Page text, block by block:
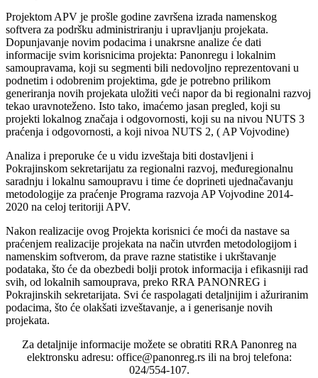
Projektom APV je prošle godine završena izrada namenskog
softvera za podršku administriranju i upravljanju projekata.
Dopunjavanje novim podacima i unakrsne analize će dati
informacije svim korisnicima projekta: Panonregu i lokalnim
samoupravama, koji su segmenti bili nedovoljno reprezentovani u
podnetim i odobrenim projektima, gde je potrebno prilikom
generiranja novih projekata uložiti veći napor da bi regionalni razvoj
tekao uravnoteženo. Isto tako, imaćemo jasan pregled, koji su
projekti lokalnog značaja i odgovornosti, koji su na nivou NUTS 3
praćenja i odgovornosti, a koji nivoa NUTS 2, ( AP Vojvodine)
Analiza i preporuke će u vidu izveštaja biti dostavljeni i
Pokrajinskom sekretarijatu za regionalni razvoj, međuregionalnu
saradnju i lokalnu samoupravu i time će doprineti ujednačavanju
metodologije za praćenje Programa razvoja AP Vojvodine 2014-
2020 na celoj teritoriji APV.
Nakon realizacije ovog Projekta korisnici će moći da nastave sa
praćenjem realizacije projekata na način utvrđen metodologijom i
namenskim softverom, da prave razne statistike i ukrštavanje
podataka, što će da obezbedi bolji protok informacija i efikasniji rad
svih, od lokalnih samouprava, preko RRA PANONREG i
Pokrajinskih sekretarijata. Svi će raspolagati detaljnijim i ažuriranim
podacima, što će olakšati izveštavanje, a i generisanje novih
projekata.
Za detaljnije informacije možete se obratiti RRA Panonreg na
elektronsku adresu: office@panonreg.rs ili na broj telefona:
024/554-107.